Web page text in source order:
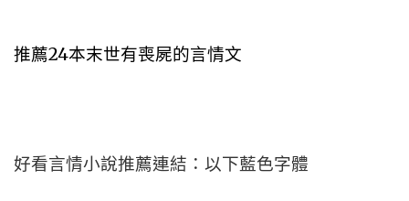
推薦24本末世有喪屍的言情文
好看言情小說推薦連結：以下藍色字體